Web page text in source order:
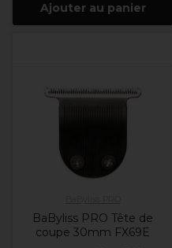
Ajouter au panier
BaByliss PRO Tête de
coupe 30mm FX69E